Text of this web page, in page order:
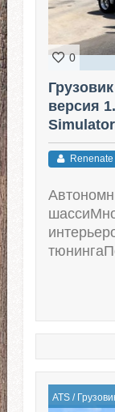
0
версия
Renenate
ATS/